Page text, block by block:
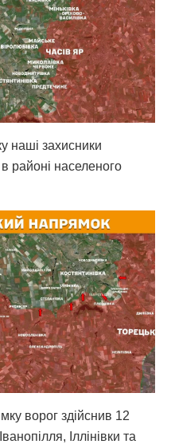
наші захисники
районі населеного
ворог здійснив 12
Іллінівки та